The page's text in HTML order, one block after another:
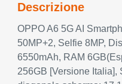
Descrizione
OPPO A6 5G AI
50MP+2, Selfie 8MP,
6550mAh, RAM
256GB [Versione